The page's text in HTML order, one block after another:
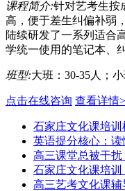
课程简介:针对艺考生按
高，便于差生纠偏补弱
陆续研发了一系列适合
学统一使用的笔记本、
班型:大班：30-35人；小
点击在线咨询 查看详情
石家庄文化课培训
英语提分核心：
高三课堂总被干
石家庄文化课培训
高三艺考文化课辅